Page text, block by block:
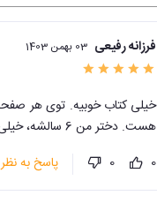
فرزانه رفیعی 03 بهمن 1403
هست. دختر من 6 سالشه، خیلی خوشش اومد.
0
0 پاسخ به نظر